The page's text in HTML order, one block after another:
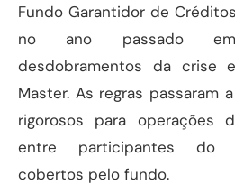
Fundo Garantidor de
no ano passado
desdobramentos da crise
Master. As regras passaram
rigorosos para operações
entre participantes do
cobertos pelo fundo.